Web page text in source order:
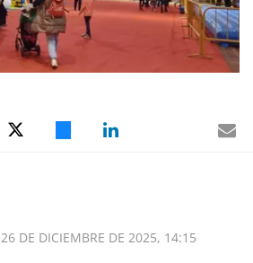
26 DE DICIEMBRE DE 2025, 14:15